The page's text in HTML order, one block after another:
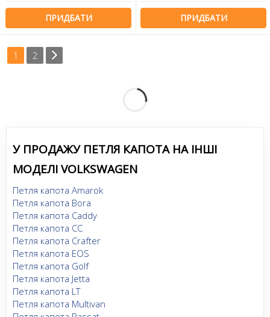
ПРИДБАТИ ПРИДБАТИ
1 2
У ПРОДАЖУ ПЕТЛЯ КАПОТА НА ІНШІ
МОДЕЛІ VOLKSWAGEN
Петля капота Amarok
Петля капота Bora
Петля капота Caddy
Петля капота CC
Петля капота Crafter
Петля капота EOS
Петля капота Golf
Петля капота Jetta
Петля капота LT
Петля капота Multivan